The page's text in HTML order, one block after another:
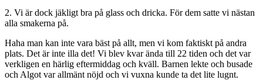
2. Vi är dock jäkligt bra på glass och dricka. För dem satte vi nästan
alla smakerna på.
Haha man kan inte vara bäst på allt, men vi kom faktiskt på andra
plats. Det är inte illa det! Vi blev kvar ända till 22 tiden och det var
verkligen en härlig eftermiddag och kväll. Barnen lekte och busade
och Algot var allmänt nöjd och vi vuxna kunde ta det lite lugnt.